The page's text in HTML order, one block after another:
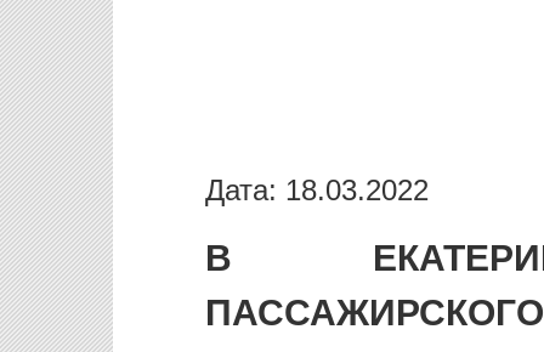
Дата: 18.03.2022
В